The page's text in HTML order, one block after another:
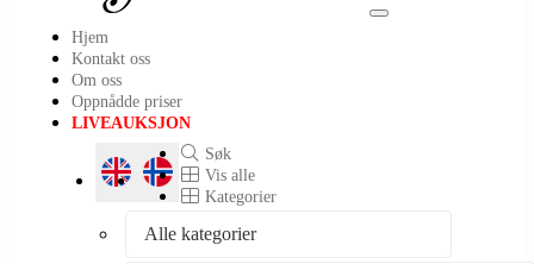
Toggle
Hjem
Kontakt oss
Om oss
Oppnådde priser
LIVEAUKSJON
Søk
Vis alle
Kategorier
Alle kategorier